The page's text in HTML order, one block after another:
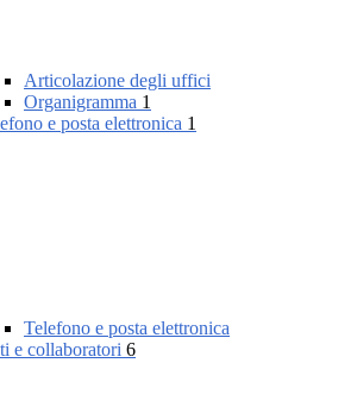
Articolazione degli uffici
Organigramma 1
e posta elettronica 1
Telefono e posta elettronica
e collaboratori 6